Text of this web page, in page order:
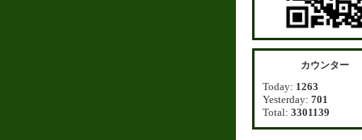
カウンター
Today: 1263
Yesterday: 701
Total: 3301139